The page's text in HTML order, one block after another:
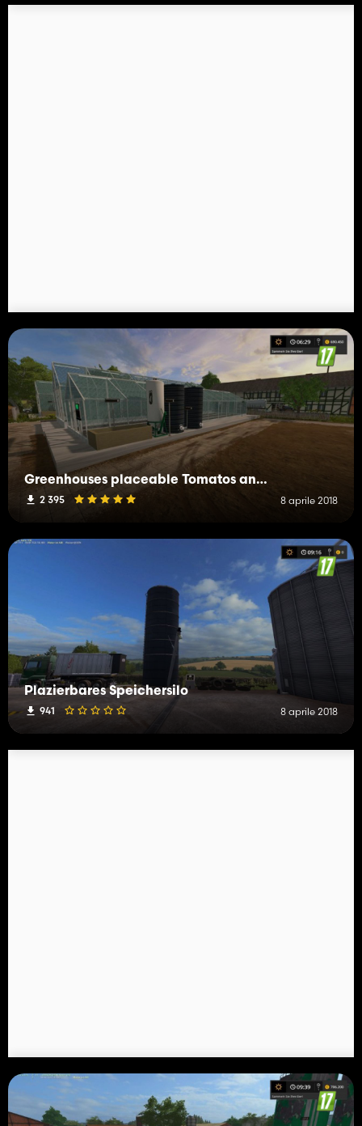
Greenhouses placeable Tomatos and Cocumber (Update) + Paprika
2 395 8 aprile 2018
Plazierbares Speichersilo
941 8 aprile 2018